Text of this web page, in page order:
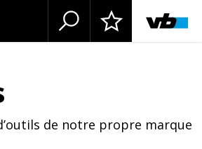
de notre propre marque